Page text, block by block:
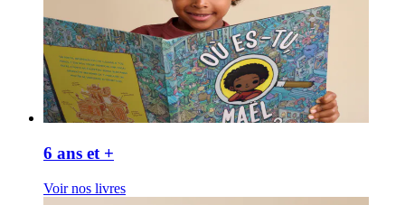
6 ans et +
Voir nos livres